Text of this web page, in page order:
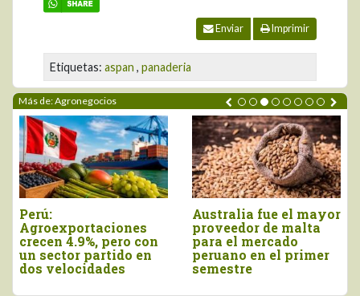
Enviar Imprimir
Etiquetas: aspan , panaderia
Más de: Agronegocios
Agroexportaciones no
tradicionales de Perú
a Estados Unidos
cayeron en valor 17%
Declaran el segundo
viernes de agosto
como el Día Nacional
de la Chirimoya